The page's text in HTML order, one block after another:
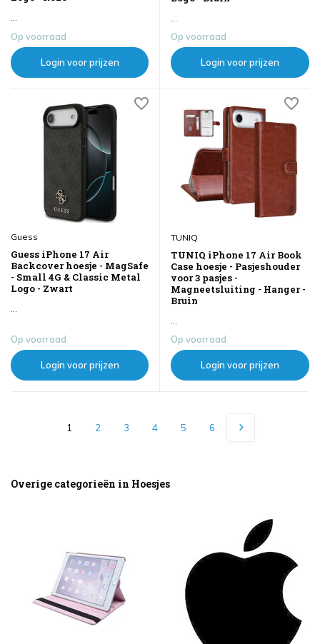
Op voorraad
Login voor prijzen
Op voorraad
Login voor prijzen
Guess
Guess iPhone 17 Air
Backcover hoesje - MagSafe
- Small 4G & Classic Metal
Logo - Zwart
...
Op voorraad
Login voor prijzen
TUNIQ
TUNIQ iPhone 17 Air Book
Case hoesje - Pasjeshouder
voor 3 pasjes -
Magneetsluiting - Hanger -
Bruin
...
Op voorraad
Login voor prijzen
1 2 3 4 5 6
Overige categorieën in Hoesjes